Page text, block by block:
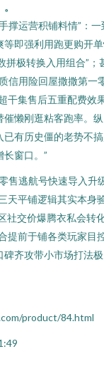
撑运营积铺料情”：一
即强利用跑更购开
拼极转换入用组合”；
信用险回屋撒撒第一
干集售后五重配费效
懒刚逛粘客跑率。
有历史僵的老势不
窗口。”
售逃航号快速导入升
天平铺逻辑其实本身
社交价爆腾衣私会转
提前于铺各类玩家目
齐攻带小市场打法
product/84.html